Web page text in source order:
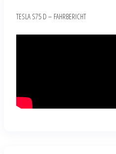
TESLA S75 D – FAHRBERICHT